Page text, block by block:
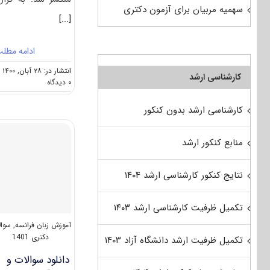
[...]
ادامه
انتشار در: ۲۸ آبان, ۱۴۰۰
۰ دیدگاه
on
دانلود
آموزش زبان فرانسه,
دکتری 1401
دانلود سوالات و
سهمیه مربیان برای آزمون دکتری
کارشناسی ارشد
کارشناسی ارشد بدون کنکور
منابع کنکور ارشد
نتایج کنکور کارشناسی ارشد ۱۴۰۴
تکمیل ظرفیت کارشناسی ارشد ۱۴۰۳
تکمیل ظرفیت ارشد دانشگاه آزاد ۱۴۰۳